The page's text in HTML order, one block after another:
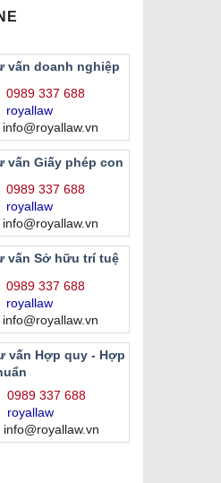
vấn doanh nghiệp
0989 337 688
royallaw
info@royallaw.vn
vấn Giấy phép con
0989 337 688
royallaw
info@royallaw.vn
vấn Sở hữu trí tuệ
0989 337 688
royallaw
info@royallaw.vn
vấn Hợp quy - Hợp
0989 337 688
royallaw
info@royallaw.vn